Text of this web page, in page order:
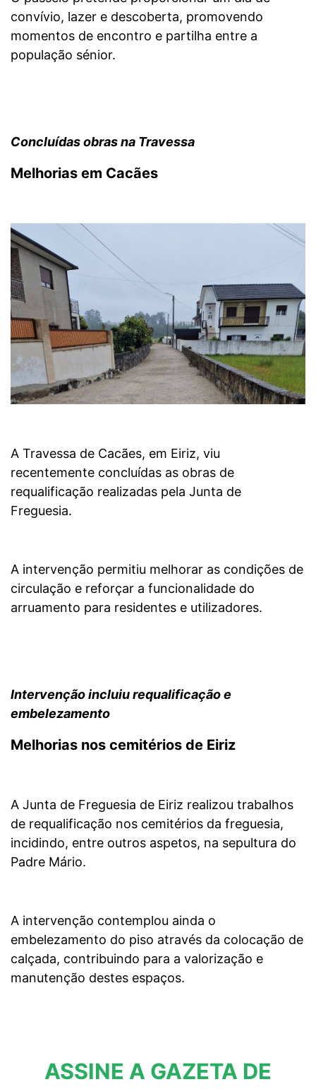
convívio, lazer e descoberta, promovendo
momentos de encontro e partilha entre a
população sénior.
Concluídas obras na Travessa
Melhorias em Cacães
A Travessa de Cacães, em Eiriz, viu
recentemente concluídas as obras de
requalificação realizadas pela Junta de
Freguesia.
A intervenção permitiu melhorar as condições de
circulação e reforçar a funcionalidade do
arruamento para residentes e utilizadores.
Intervenção incluiu requalificação e
embelezamento
Melhorias nos cemitérios de Eiriz
A Junta de Freguesia de Eiriz realizou trabalhos
de requalificação nos cemitérios da freguesia,
incidindo, entre outros aspetos, na sepultura do
Padre Mário.
A intervenção contemplou ainda o
embelezamento do piso através da colocação de
calçada, contribuindo para a valorização e
manutenção destes espaços.
ASSINE A GAZETA DE